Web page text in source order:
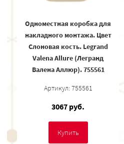
Одноместная коробка для
накладного монтажа. Цвет
Cлоновая кость. Legrand
Valena Allure (Легранд
Валена Аллюр). 755561
Артикул: 755561
3067 руб.
Купить